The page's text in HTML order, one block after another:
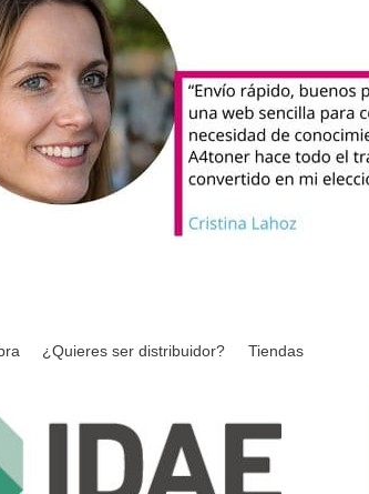
¿Quieres ser distribuidor? Tiendas